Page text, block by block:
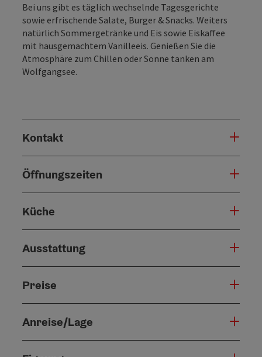
Bei uns gibt es täglich wechselnde Tagesgerichte
sowie erfrischende Salate, Burger & Snacks. Weiters
natürlich Sommergetränke und Eis sowie Eiskaffee
mit hausgemachtem Vanilleeis. Genießen Sie die
Atmosphäre zum Chillen oder Sonne tanken am
Wolfgangsee.
Kontakt
Öffnungszeiten
Küche
Ausstattung
Preise
Anreise/Lage